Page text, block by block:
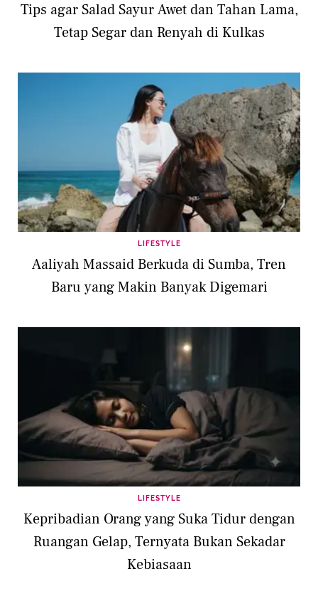
Tips agar Salad Sayur Awet dan Tahan Lama,
Tetap Segar dan Renyah di Kulkas
LIFESTYLE
Aaliyah Massaid Berkuda di Sumba, Tren
Baru yang Makin Banyak Digemari
LIFESTYLE
Kepribadian Orang yang Suka Tidur dengan
Ruangan Gelap, Ternyata Bukan Sekadar
Kebiasaan